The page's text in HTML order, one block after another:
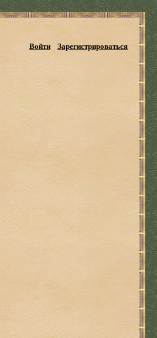
Войти Зарегистрироваться